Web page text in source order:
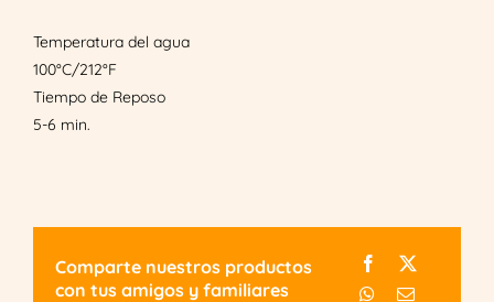
Temperatura del agua
100°C/212°F
Tiempo de Reposo
5-6 min.
Comparte nuestros productos
con tus amigos y familiares